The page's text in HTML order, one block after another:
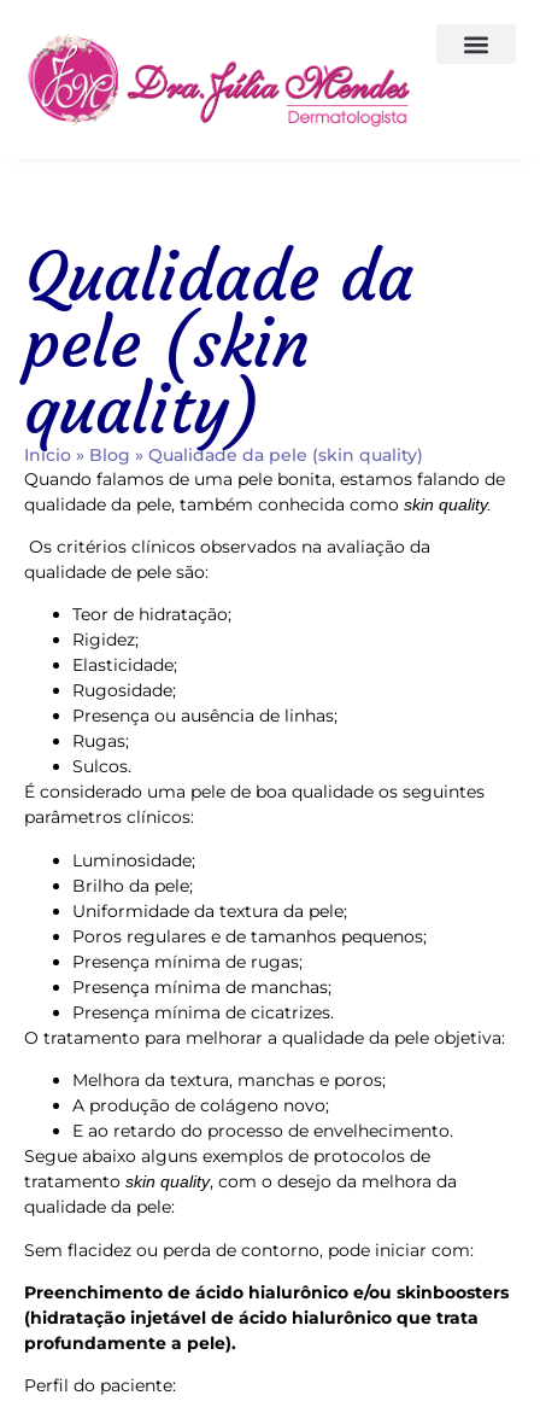
Qualidade da
pele (skin
quality)
Início » Blog » Qualidade da pele (skin quality)
Quando falamos de uma pele bonita, estamos falando de
qualidade da pele, também conhecida como skin quality.
Os critérios clínicos observados na avaliação da
qualidade de pele são:
Teor de hidratação;
Rigidez;
Elasticidade;
Rugosidade;
Presença ou ausência de linhas;
Rugas;
Sulcos.
É considerado uma pele de boa qualidade os seguintes
parâmetros clínicos:
Luminosidade;
Brilho da pele;
Uniformidade da textura da pele;
Poros regulares e de tamanhos pequenos;
Presença mínima de rugas;
Presença mínima de manchas;
Presença mínima de cicatrizes.
O tratamento para melhorar a qualidade da pele objetiva:
Melhora da textura, manchas e poros;
A produção de colágeno novo;
E ao retardo do processo de envelhecimento.
Segue abaixo alguns exemplos de protocolos de
tratamento skin quality, com o desejo da melhora da
qualidade da pele:
Sem flacidez ou perda de contorno, pode iniciar com:
Preenchimento de ácido hialurônico e/ou skinboosters
(hidratação injetável de ácido hialurônico que trata
profundamente a pele).
Perfil do paciente: